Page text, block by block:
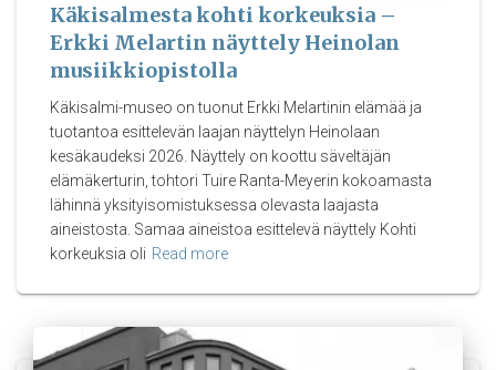
Käkisalmesta kohti korkeuksia –
Erkki Melartin näyttely Heinolan
musiikkiopistolla
Käkisalmi-museo on tuonut Erkki Melartinin elämää ja
tuotantoa esittelevän laajan näyttelyn Heinolaan
kesäkaudeksi 2026. Näyttely on koottu säveltäjän
elämäkerturin, tohtori Tuire Ranta-Meyerin kokoamasta
lähinnä yksityisomistuksessa olevasta laajasta
aineistosta. Samaa aineistoa esittelevä näyttely Kohti
korkeuksia oli Read more